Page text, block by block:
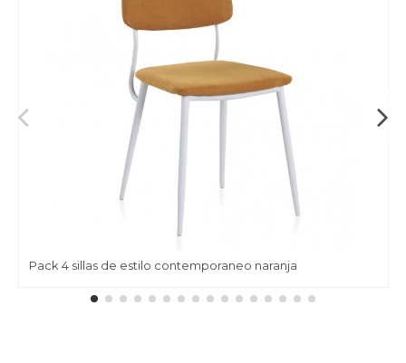
Pack 4 sillas de estilo contemporaneo naranja